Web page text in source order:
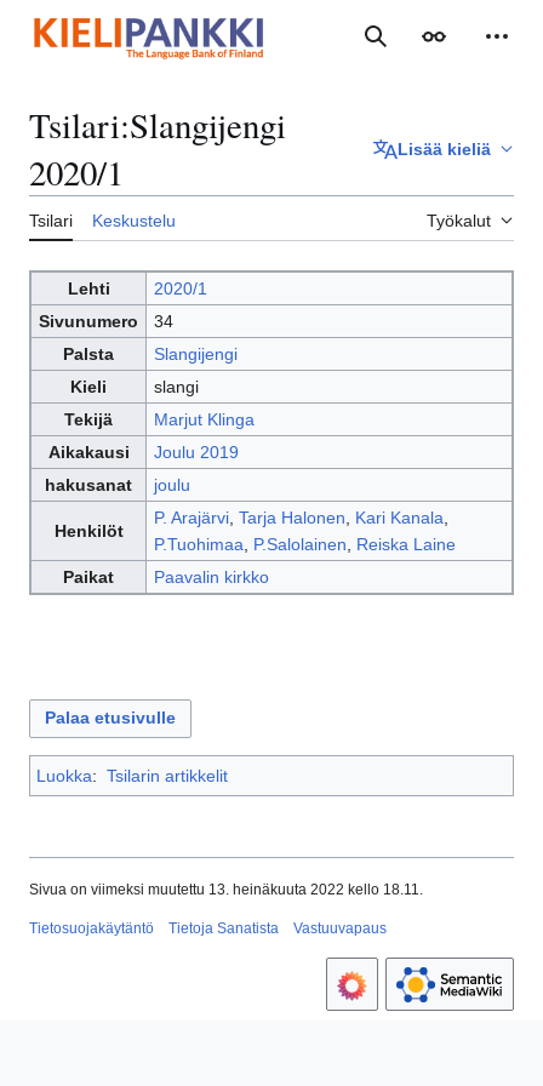
sisältöön
Haku Ulkoasu
Tsilari:Slangijengi
2020/1
Lisää kieliä
Tsilari Keskustelu Työkalut
Lehti
2020/1
Sivunumero
34
Palsta
Slangijengi
Kieli
slangi
Tekijä
Marjut Klinga
Aikakausi
Joulu 2019
hakusanat
joulu
Henkilöt
P. Arajärvi, Tarja Halonen Kari Kanala
P.Tuohimaa
P.Salolainen
Reiska Laine
Paikat
Paavalin kirkko
Palaa etusivulle
Luokka: Tsilarin artikkelit
Sivua on viimeksi muutettu 13. heinäkuuta 2022 kello 18.11.
Tietosuojakäytäntö Tietoja Sanatista Vastuuvapaus